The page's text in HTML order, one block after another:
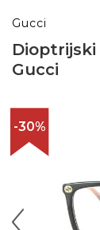
Gucci
Dioptrijski
Gucci
-30%